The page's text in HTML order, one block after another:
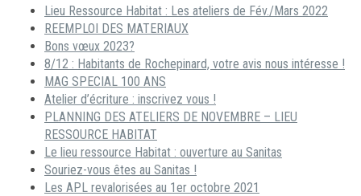
Lieu Ressource Habitat : Les ateliers de Fév./Mars 2022
REEMPLOI DES MATERIAUX
Bons vœux 2023?
8/12 : Habitants de Rochepinard, votre avis nous intéresse !
MAG SPECIAL 100 ANS
Atelier d’écriture : inscrivez vous !
PLANNING DES ATELIERS DE NOVEMBRE – LIEU
RESSOURCE HABITAT
Le lieu ressource Habitat : ouverture au Sanitas
Souriez-vous êtes au Sanitas !
Les APL revalorisées au 1er octobre 2021